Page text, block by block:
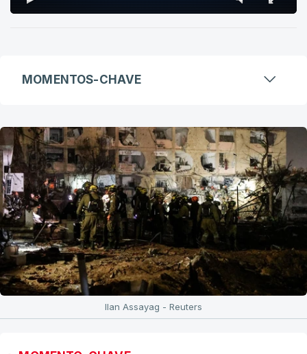
MOMENTOS-CHAVE
Ilan Assayag - Reuters